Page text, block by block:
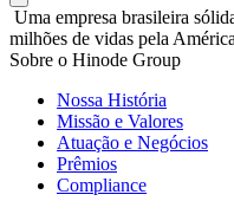
Uma empresa brasileira
milhões de vidas pela
Sobre o Hinode Group
Nossa História
Missão e Valores
Atuação e Negócios
Prêmios
Compliance